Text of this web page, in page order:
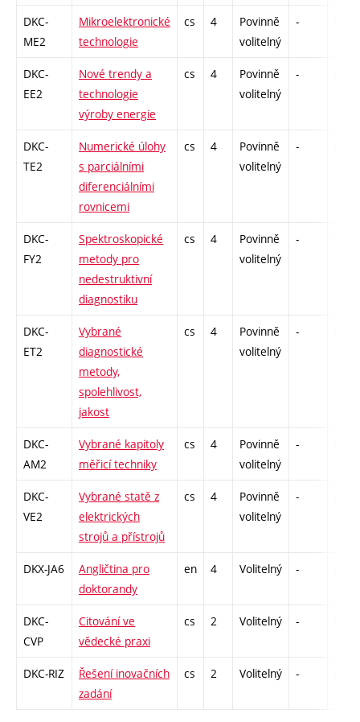
DKC-
ME2
Mikroelektronické
technologie
cs 4
Povinně
volitelný
-
DKC-
EE2
Nové trendy a
technologie
výroby energie
cs 4
Povinně
volitelný
-
DKC-
TE2
Numerické úlohy
s parciálními
diferenciálními
rovnicemi
cs 4
Povinně
volitelný
-
DKC-
FY2
Spektroskopické
metody pro
nedestruktivní
diagnostiku
cs 4
Povinně
volitelný
-
DKC-
ET2
Vybrané
diagnostické
metody,
spolehlivost,
jakost
cs 4
Povinně
volitelný
-
DKC-
AM2
Vybrané kapitoly
měřicí techniky
cs 4
Povinně
volitelný
-
DKC-
VE2
Vybrané statě z
elektrických
strojů a přístrojů
cs 4
Povinně
volitelný
-
DKX-JA6
Angličtina pro
doktorandy
en 4 Volitelný -
DKC-
CVP
Citování ve
vědecké praxi
cs 2 Volitelný -
DKC-RIZ
Řešení inovačních
zadání
cs 2 Volitelný -